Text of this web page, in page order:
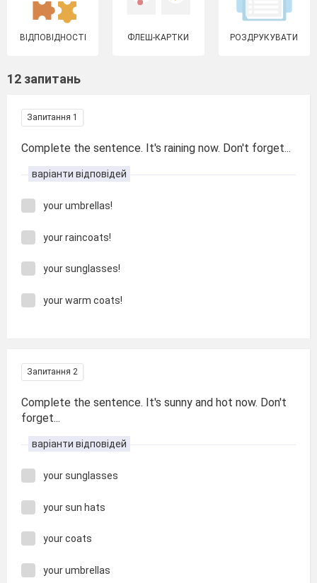
ВІДПОВІДНОСТІ ФЛЕШ-КАРТКИ РОЗДРУКУВАТИ
12 запитань
Запитання 1
Complete the sentence. It′s raining now. Don′t forget...
варіанти відповідей
your umbrellas!
your raincoats!
your sunglasses!
your warm coats!
Запитання 2
Complete the sentence. It′s sunny and hot now. Don′t
forget...
варіанти відповідей
your sunglasses
your sun hats
your coats
your umbrellas